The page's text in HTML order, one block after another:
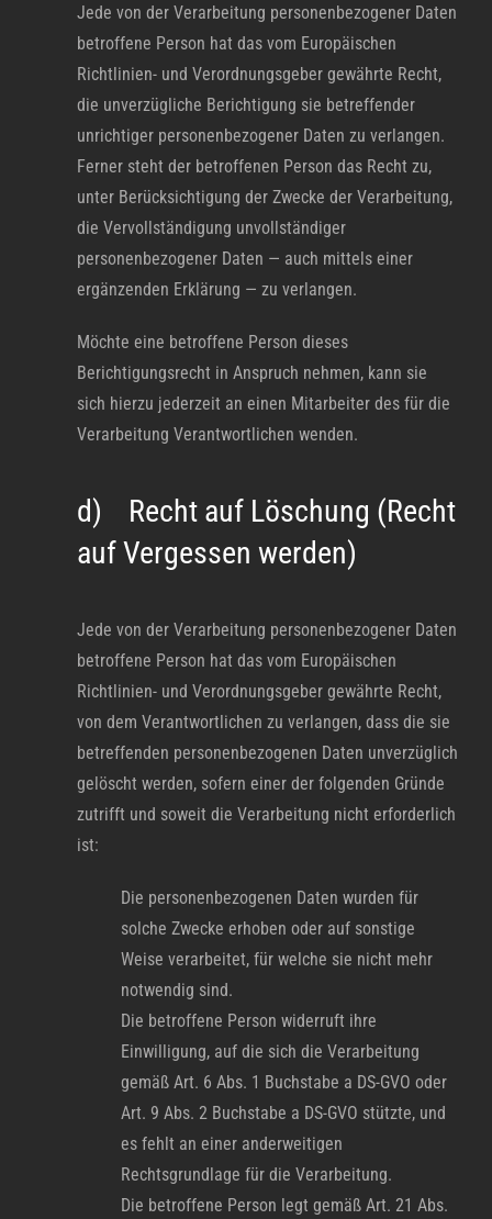
Jede von der Verarbeitung personenbezogener Daten
betroffene Person hat das vom Europäischen
Richtlinien- und Verordnungsgeber gewährte Recht,
die unverzügliche Berichtigung sie betreffender
unrichtiger personenbezogener Daten zu verlangen.
Ferner steht der betroffenen Person das Recht zu,
unter Berücksichtigung der Zwecke der Verarbeitung,
die Vervollständigung unvollständiger
personenbezogener Daten — auch mittels einer
ergänzenden Erklärung — zu verlangen.
Möchte eine betroffene Person dieses
Berichtigungsrecht in Anspruch nehmen, kann sie
sich hierzu jederzeit an einen Mitarbeiter des für die
Verarbeitung Verantwortlichen wenden.
d) Recht auf Löschung (Recht
auf Vergessen werden)
Jede von der Verarbeitung personenbezogener Daten
betroffene Person hat das vom Europäischen
Richtlinien- und Verordnungsgeber gewährte Recht,
von dem Verantwortlichen zu verlangen, dass die sie
betreffenden personenbezogenen Daten unverzüglich
gelöscht werden, sofern einer der folgenden Gründe
zutrifft und soweit die Verarbeitung nicht erforderlich
ist:
Die personenbezogenen Daten wurden für
solche Zwecke erhoben oder auf sonstige
Weise verarbeitet, für welche sie nicht mehr
notwendig sind.
Die betroffene Person widerruft ihre
Einwilligung, auf die sich die Verarbeitung
gemäß Art. 6 Abs. 1 Buchstabe a DS-GVO oder
Art. 9 Abs. 2 Buchstabe a DS-GVO stützte, und
es fehlt an einer anderweitigen
Rechtsgrundlage für die Verarbeitung.
Die betroffene Person legt gemäß Art. 21 Abs.